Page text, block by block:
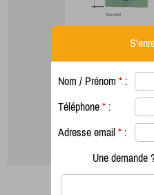
Nom / Prénom * :
Téléphone * :
Adresse email * :
Une demande